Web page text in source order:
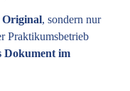
, sondern nur
Praktikumsbetrieb
Dokument im